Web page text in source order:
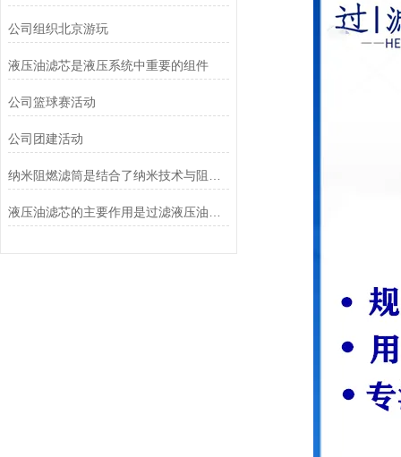
公司组织北京游玩
液压油滤芯是液压系统中重要的组件
公司篮球赛活动
公司团建活动